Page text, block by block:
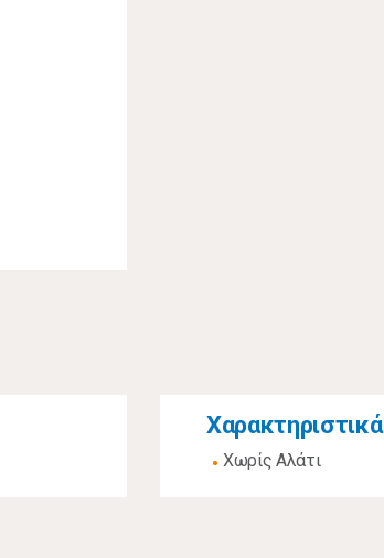
Χαρακτηριστικά
Χωρίς Αλάτι